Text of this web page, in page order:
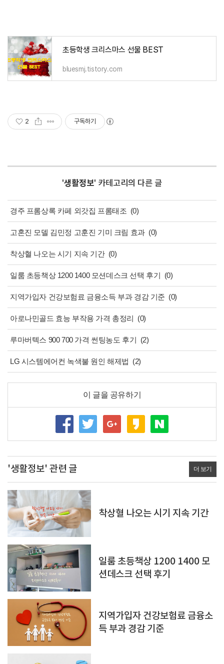
초등학생 크리스마스 선물 BEST
bluesmj.tistory.com
2 구독하기
'생활정보' 카테고리의 다른 글
경주 프롬상록 카페 외갓집 프롬태조 (0)
고혼진 모델 김민정 고훈진 기미 크림 효과 (0)
착상혈 나오는 시기 지속 기간 (0)
일룸 초등책상 1200 1400 모션데스크 선택 후기 (0)
지역가입자 건강보험료 금융소득 부과 경감 기준 (0)
아로나민골드 효능 부작용 가격 총정리 (0)
루마버텍스 900 700 가격 썬팅농도 후기 (2)
LG 시스템에어컨 녹색불 원인 해제법 (2)
이 글을 공유하기
'생활정보' 관련 글 더 보기
착상혈 나오는 시기 지속 기간
일룸 초등책상 1200 1400 모
션데스크 선택 후기
지역가입자 건강보험료 금융소
득 부과 경감 기준